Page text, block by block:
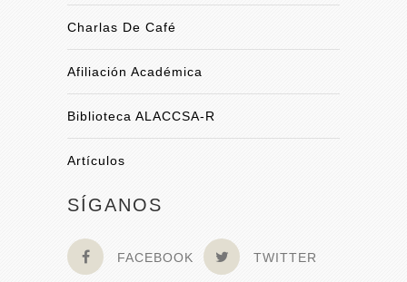
Charlas De Café
Afiliación Académica
Biblioteca ALACCSA-R
Artículos
SÍGANOS
FACEBOOK TWITTER